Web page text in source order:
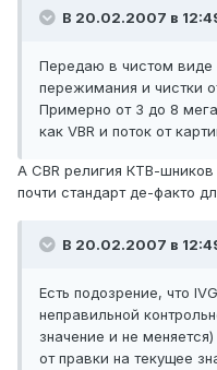
В 20.02.2007 в
Передаю в чистом виде
пережимания и чистки
Примерно от 3 до 8
как VBR и поток от
А CBR религия КТВ-шников
почти стандарт де-факто
В 20.02.2007 в
Есть подозрение, что
неправильной
значение и не
от правки на текущее